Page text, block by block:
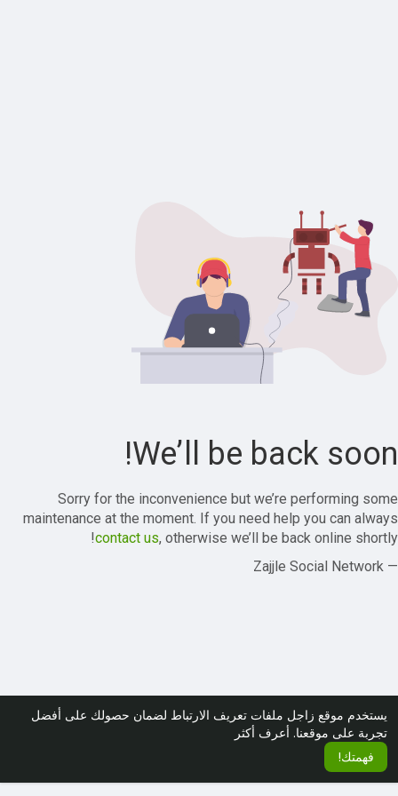
يستخدم موقع زاجل ملفات تعريف الارتباط لضمان حصولك على أفضل
تجربة على موقعنا. أعرف أكثر
فهمتك!
We’ll be back soon!
Sorry for the inconvenience but we’re performing some
maintenance at the moment. If you need help you can always
contact us, otherwise we’ll be back online shortly!
— Zajjle Social Network